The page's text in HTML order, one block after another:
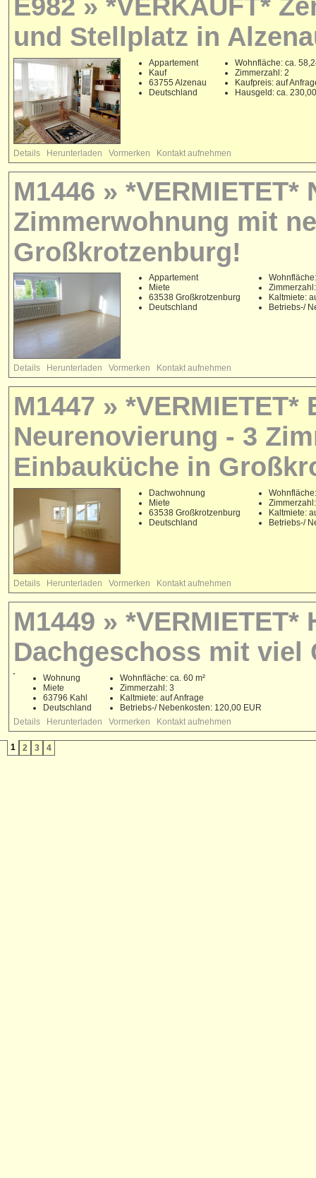
E982 » *VERKAUFT*
und Stellplatz in
Appartement
Kauf
63755 Alzenau
Deutschland
Wohnfläche: ca.
Zimmerzahl: 2
Kaufpreis: auf
Hausgeld: ca.
Details Herunterladen Vormerken Kontakt aufnehmen
M1446 »
Zimmerwohnung mit
Großkrotzenburg!
Appartement
Miete
63538 Großkrotzenburg
Deutschland
Kaltmiete:
Betriebs-/
Details Herunterladen Vormerken Kontakt aufnehmen
M1447 »
Neurenovierung - 3
Einbauküche in
Dachwohnung
Miete
63538 Großkrotzenburg
Deutschland
Kaltmiete:
Betriebs-/
Details Herunterladen Vormerken Kontakt aufnehmen
M1449 »
Dachgeschoss mit viel
Wohnung
Miete
63796 Kahl
Deutschland
Wohnfläche: ca. 60 m²
Zimmerzahl: 3
Kaltmiete: auf Anfrage
Betriebs-/ Nebenkosten: 120,00 EUR
Details
Herunterladen Vormerken Kontakt aufnehmen
1 2 3 4